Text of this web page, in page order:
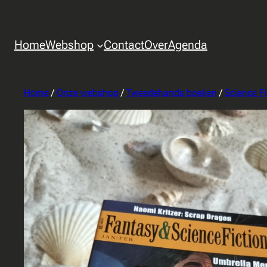
HomeWebshop ContactOverAgenda
Home / Onze webshop / Tweedehands boeken / Science